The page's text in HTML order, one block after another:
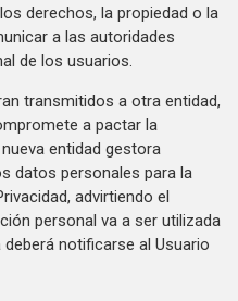
derechos, la propiedad o la
a las autoridades
de los usuarios.
transmitidos a otra entidad,
a pactar la
entidad gestora
datos personales para la
advirtiendo el
personal va a ser utilizada
notificarse al Usuario